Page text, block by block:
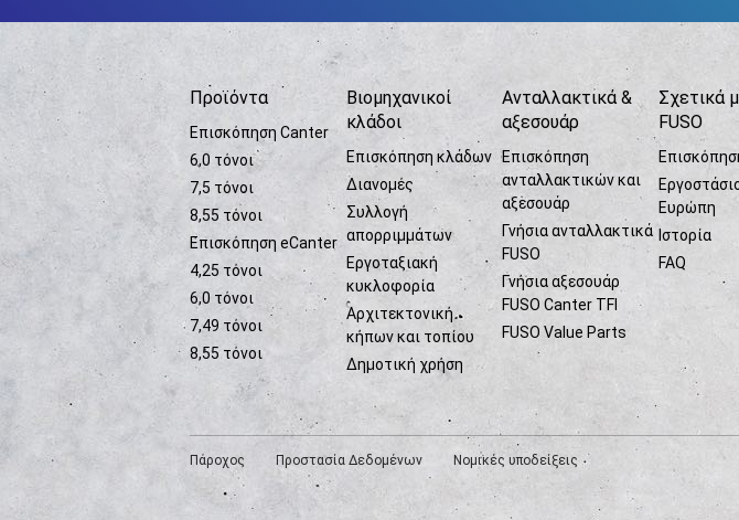
Προϊόντα
Επισκόπηση Canter
6,0 τόνοι
7,5 τόνοι
8,55 τόνοι
Επισκόπηση eCanter
4,25 τόνοι
6,0 τόνοι
7,49 τόνοι
8,55 τόνοι
Βιομηχανικοί
κλάδοι
Επισκόπηση κλάδων
Διανομές
Συλλογή
απορριμμάτων
Εργοταξιακή
κυκλοφορία
Αρχιτεκτονική
κήπων και τοπίου
Δημοτική χρήση
Ανταλλακτικά &
αξεσουάρ
Επισκόπηση
ανταλλακτικών και
αξεσουάρ
Γνήσια ανταλλακτικά
FUSO
Γνήσια αξεσουάρ
FUSO Canter TFI
FUSO Value Parts
Σχετικά
FUSO
Ευρώπη
Ιστορία
FAQ
Πάροχος Προστασία Δεδομένων Νομικές υποδείξεις